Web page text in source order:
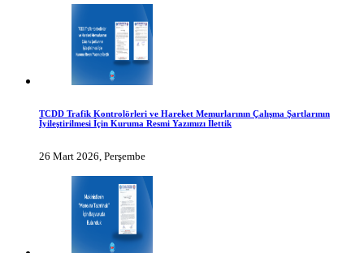
TCDD Trafik Kontrolörleri ve Hareket Memurlarının Çalışma Şartlarının
İyileştirilmesi İçin Kuruma Resmi Yazımızı İlettik
26 Mart 2026, Perşembe